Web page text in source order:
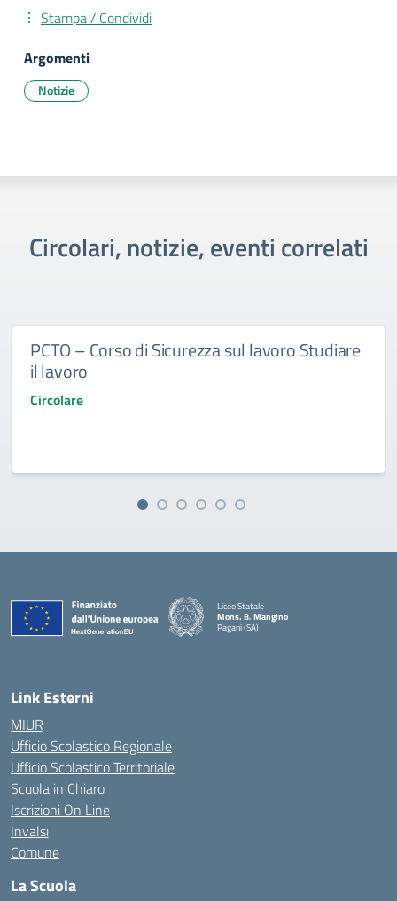
Stampa / Condividi
Argomenti
Notizie
Circolari, notizie, eventi correlati
PCTO – Corso di Sicurezza sul lavoro Studiare
il lavoro
Circolare
Liceo Statale
Mons. B. Mangino
Pagani (SA)
— Visita la pagina iniziale della scuola
Link Esterni
MIUR
Ufficio Scolastico Regionale
Ufficio Scolastico Territoriale
Scuola in Chiaro
Iscrizioni On Line
Invalsi
Comune
La Scuola